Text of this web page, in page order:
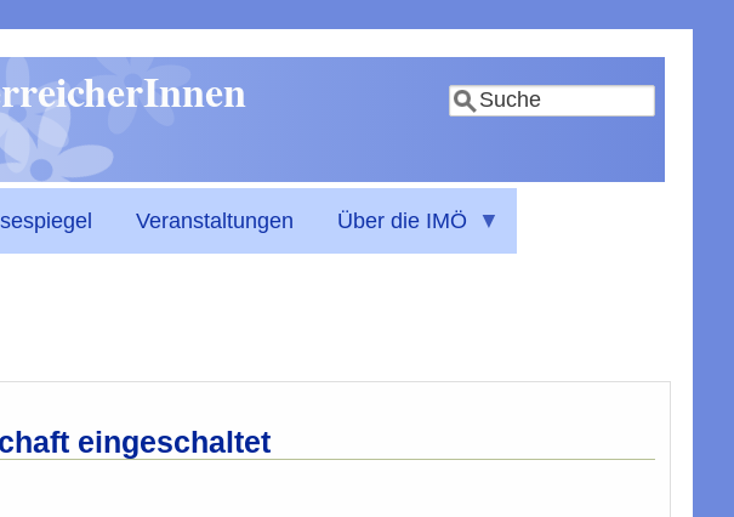
Suche
Veranstaltungen Über die IMÖ
eingeschaltet